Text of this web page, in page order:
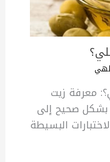
معرفة زيت
بشكل صحيح إلى
البسيطة